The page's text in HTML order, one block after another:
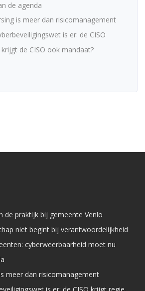
de agenda
is meer dan risicomanagement
is er: de CISO
de CISO ook mandaat?
de praktijk bij gemeente Venlo
niet begint bij verantwoordelijkheid
cyberweerbaarheid moet nu
meer dan risicomanagement